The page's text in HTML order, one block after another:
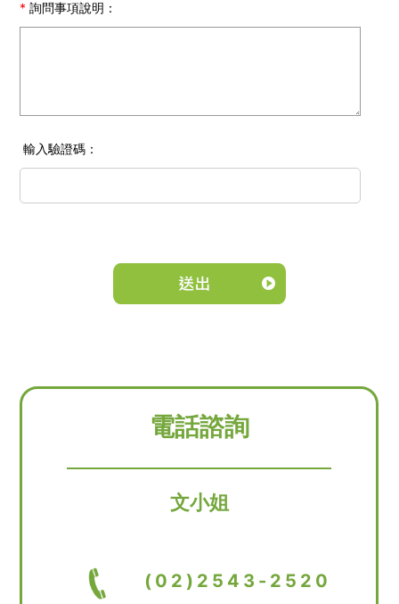
* 詢問事項說明：
輸入驗證碼：
電話諮詢
文小姐
(02)2543-2520